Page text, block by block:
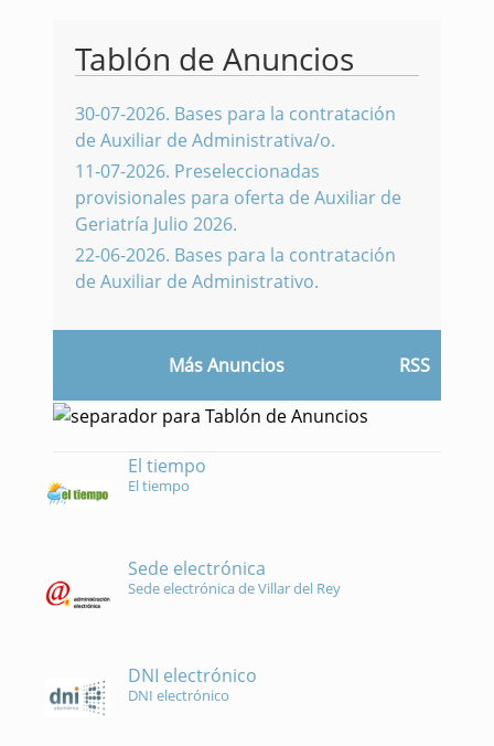
Tablón de Anuncios
30-07-2026. Bases para la contratación
de Auxiliar de Administrativa/o.
11-07-2026. Preseleccionadas
provisionales para oferta de Auxiliar de
Geriatría Julio 2026.
22-06-2026. Bases para la contratación
de Auxiliar de Administrativo.
Más Anuncios RSS
El tiempo
El tiempo
Sede electrónica
Sede electrónica de Villar del Rey
DNI electrónico
DNI electrónico